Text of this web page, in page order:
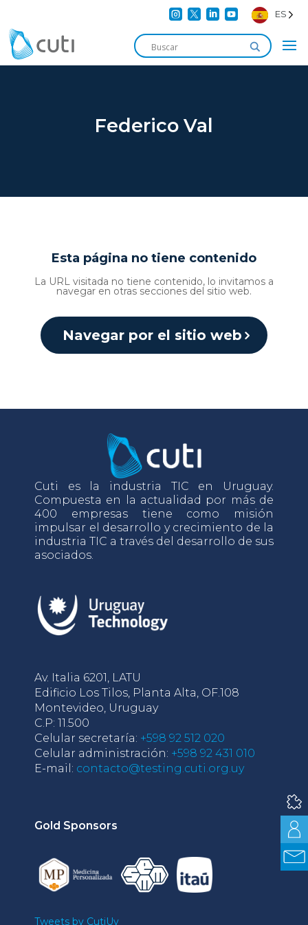
    ES
Federico Val
Esta página no tiene contenido
La URL visitada no tiene contenido, lo invitamos a
navegar en otras secciones del sitio web.
Navegar por el sitio web
Cuti es la industria TIC en Uruguay.
Compuesta en la actualidad por más de
400 empresas tiene como misión
impulsar el desarrollo y crecimiento de la
industria TIC a través del desarrollo de sus
asociados.
Av. Italia 6201, LATU
Edificio Los Tilos, Planta Alta, OF.108
Montevideo, Uruguay
C.P: 11.500
Celular secretaría: +598 92 512 020
Celular administración: +598 92 431 010
E-mail: contacto@testing.cuti.org.uy
Gold Sponsors
Tweets by CutiUy